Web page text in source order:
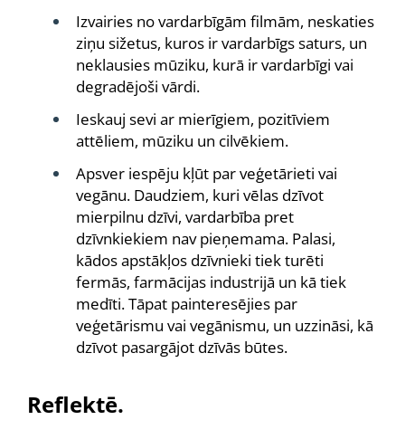
Izvairies no vardarbīgām filmām, neskaties
ziņu sižetus, kuros ir vardarbīgs saturs, un
neklausies mūziku, kurā ir vardarbīgi vai
degradējoši vārdi.
Ieskauj sevi ar mierīgiem, pozitīviem
attēliem, mūziku un cilvēkiem.
Apsver iespēju kļūt par veģetārieti vai
vegānu. Daudziem, kuri vēlas dzīvot
mierpilnu dzīvi, vardarbība pret
dzīvnkiekiem nav pieņemama. Palasi,
kādos apstākļos dzīvnieki tiek turēti
fermās, farmācijas industrijā un kā tiek
medīti. Tāpat painteresējies par
veģetārismu vai vegānismu, un uzzināsi, kā
dzīvot pasargājot dzīvās būtes.
Reflektē.